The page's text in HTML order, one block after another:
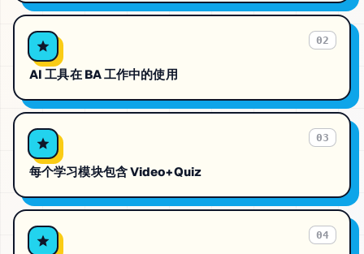
02
AI 工具在 BA 工作中的使用
03
每个学习模块包含 Video+Quiz
04